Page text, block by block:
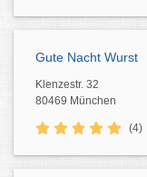
Gute Nacht Wurst
Klenzestr. 32
80469 München
(4)